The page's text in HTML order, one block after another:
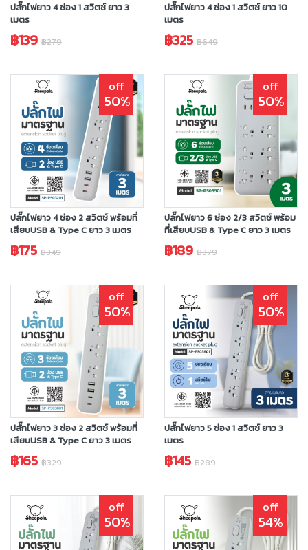
ปลั๊กไฟยาว 4 ช่อง 1 สวิตช์ ยาว 3
เมตร
฿139 ฿279
ปลั๊กไฟยาว 4 ช่อง 1 สวิตช์ ยาว 10
เมตร
฿325 ฿649
off
50%
ปลั๊กไฟยาว 4 ช่อง 2 สวิตช์ พร้อมที่
เสียบUSB & Type C ยาว 3 เมตร
฿175 ฿349
off
50%
ปลั๊กไฟยาว 6 ช่อง 2/3 สวิตช์ พร้อม
ที่เสียบUSB & Type C ยาว 3 เมตร
฿189 ฿379
off
50%
ปลั๊กไฟยาว 3 ช่อง 2 สวิตช์ พร้อมที่
เสียบUSB & Type C ยาว 3 เมตร
฿165 ฿329
off
50%
ปลั๊กไฟยาว 5 ช่อง 1 สวิตช์ ยาว 3
เมตร
฿145 ฿289
off
50%
off
54%